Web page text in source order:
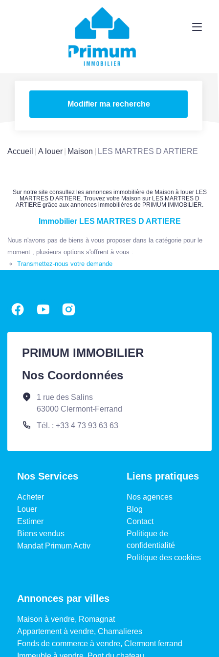
Modifier ma recherche
Accueil A louer Maison LES MARTRES D ARTIERE
Sur notre site consultez les annonces immobilière de Maison à louer LES
MARTRES D ARTIERE. Trouvez votre Maison sur LES MARTRES D
ARTIERE grâce aux annonces immobilières de PRIMUM IMMOBILIER.
Immobilier LES MARTRES D ARTIERE
Nous n'avons pas de biens à vous proposer dans la catégorie pour le
moment , plusieurs options s'offrent à vous :
Transmettez-nous votre demande
PRIMUM IMMOBILIER
Nos Coordonnées
1 rue des Salins
63000 Clermont-Ferrand
Tél. : +33 4 73 93 63 63
Nos Services
Acheter
Louer
Estimer
Biens vendus
Mandat Primum Activ
Liens pratiques
Nos agences
Blog
Contact
Politique de
confidentialité
Politique des cookies
Annonces par villes
Maison à vendre, Romagnat
Appartement à vendre, Chamalieres
Fonds de commerce à vendre, Clermont ferrand